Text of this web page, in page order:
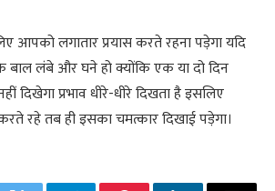
आपको लगातार प्रयास करते रहना पड़ेगा यदि
लंबे और घने हो क्योंकि एक या दो दिन
दिखेगा प्रभाव धीरे-धीरे दिखता है इसलिए
रहे तब ही इसका चमत्कार दिखाई पड़ेगा।